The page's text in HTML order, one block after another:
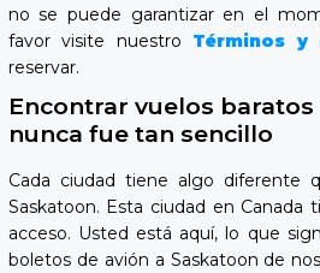
no se puede garantizar en el
favor visite nuestro Términos y
reservar.
Encontrar vuelos baratos
nunca fue tan sencillo
Cada ciudad tiene algo diferente
Saskatoon. Esta ciudad en Canada
acceso. Usted está aquí, lo que
boletos de avión a Saskatoon de